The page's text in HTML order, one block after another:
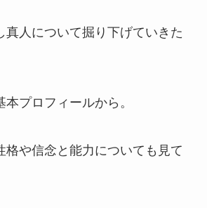
真人について掘り下げていきた
本プロフィールから。
格や信念と能力についても見て